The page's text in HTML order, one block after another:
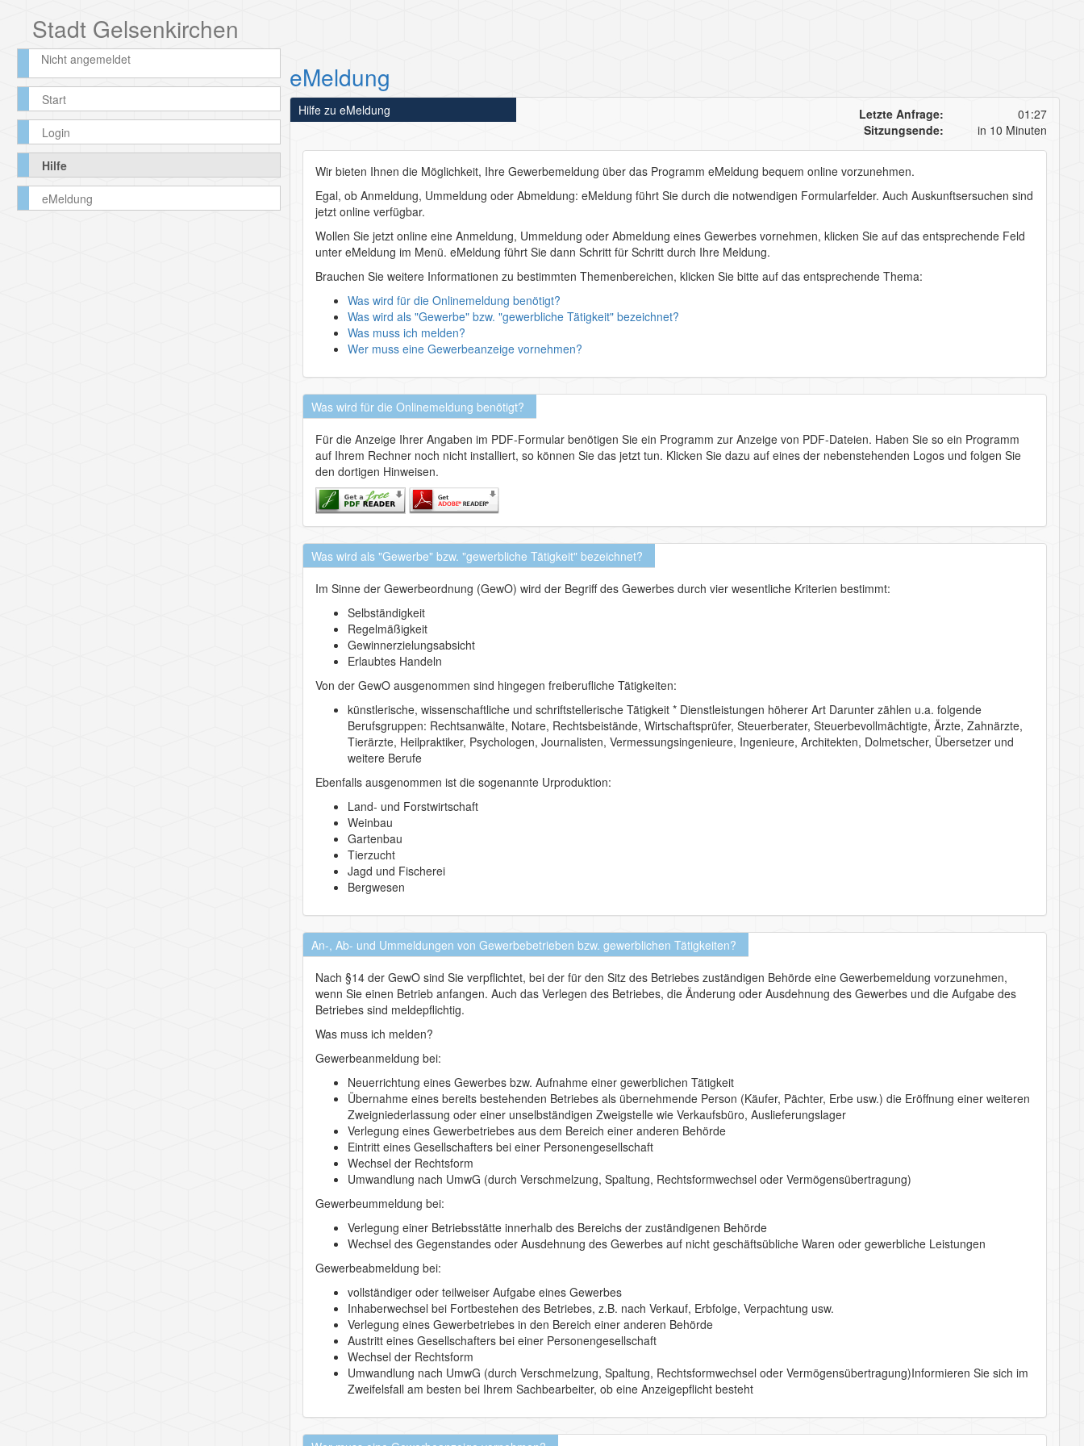
Stadt Gelsenkirchen
Nicht angemeldet
Start
Login
Hilfe
eMeldung
eMeldung
Hilfe zu eMeldung Letzte Anfrage:
01:27
Sitzungsende:
in 10 Minuten
Wir bieten Ihnen die Möglichkeit, Ihre Gewerbemeldung über das Programm eMeldung bequem online vorzunehmen.
Egal, ob Anmeldung, Ummeldung oder Abmeldung: eMeldung führt Sie durch die notwendigen Formularfelder. Auch Auskunftsersuchen sind
jetzt online verfügbar.
Wollen Sie jetzt online eine Anmeldung, Ummeldung oder Abmeldung eines Gewerbes vornehmen, klicken Sie auf das entsprechende Feld
unter eMeldung im Menü. eMeldung führt Sie dann Schritt für Schritt durch Ihre Meldung.
Brauchen Sie weitere Informationen zu bestimmten Themenbereichen, klicken Sie bitte auf das entsprechende Thema:
Was wird für die Onlinemeldung benötigt?
Was wird als "Gewerbe" bzw. "gewerbliche Tätigkeit" bezeichnet?
Was muss ich melden?
Wer muss eine Gewerbeanzeige vornehmen?
Was wird für die Onlinemeldung benötigt?
Für die Anzeige Ihrer Angaben im PDF-Formular benötigen Sie ein Programm zur Anzeige von PDF-Dateien. Haben Sie so ein Programm
auf Ihrem Rechner noch nicht installiert, so können Sie das jetzt tun. Klicken Sie dazu auf eines der nebenstehenden Logos und folgen Sie
den dortigen Hinweisen.
Was wird als "Gewerbe" bzw. "gewerbliche Tätigkeit" bezeichnet?
Im Sinne der Gewerbeordnung (GewO) wird der Begriff des Gewerbes durch vier wesentliche Kriterien bestimmt:
Selbständigkeit
Regelmäßigkeit
Gewinnerzielungsabsicht
Erlaubtes Handeln
Von der GewO ausgenommen sind hingegen freiberufliche Tätigkeiten:
künstlerische, wissenschaftliche und schriftstellerische Tätigkeit * Dienstleistungen höherer Art Darunter zählen u.a. folgende
Berufsgruppen: Rechtsanwälte, Notare, Rechtsbeistände, Wirtschaftsprüfer, Steuerberater, Steuerbevollmächtigte, Ärzte, Zahnärzte,
Tierärzte, Heilpraktiker, Psychologen, Journalisten, Vermessungsingenieure, Ingenieure, Architekten, Dolmetscher, Übersetzer und
weitere Berufe
Ebenfalls ausgenommen ist die sogenannte Urproduktion:
Land- und Forstwirtschaft
Weinbau
Gartenbau
Tierzucht
Jagd und Fischerei
Bergwesen
An-, Ab- und Ummeldungen von Gewerbebetrieben bzw. gewerblichen Tätigkeiten?
Nach §14 der GewO sind Sie verpflichtet, bei der für den Sitz des Betriebes zuständigen Behörde eine Gewerbemeldung vorzunehmen,
wenn Sie einen Betrieb anfangen. Auch das Verlegen des Betriebes, die Änderung oder Ausdehnung des Gewerbes und die Aufgabe des
Betriebes sind meldepflichtig.
Was muss ich melden?
Gewerbeanmeldung bei:
Neuerrichtung eines Gewerbes bzw. Aufnahme einer gewerblichen Tätigkeit
Übernahme eines bereits bestehenden Betriebes als übernehmende Person (Käufer, Pächter, Erbe usw.) die Eröffnung einer weiteren
Zweigniederlassung oder einer unselbständigen Zweigstelle wie Verkaufsbüro, Auslieferungslager
Verlegung eines Gewerbetriebes aus dem Bereich einer anderen Behörde
Eintritt eines Gesellschafters bei einer Personengesellschaft
Wechsel der Rechtsform
Umwandlung nach UmwG (durch Verschmelzung, Spaltung, Rechtsformwechsel oder Vermögensübertragung)
Gewerbeummeldung bei:
Verlegung einer Betriebsstätte innerhalb des Bereichs der zuständigenen Behörde
Wechsel des Gegenstandes oder Ausdehnung des Gewerbes auf nicht geschäftsübliche Waren oder gewerbliche Leistungen
Gewerbeabmeldung bei:
vollständiger oder teilweiser Aufgabe eines Gewerbes
Inhaberwechsel bei Fortbestehen des Betriebes, z.B. nach Verkauf, Erbfolge, Verpachtung usw.
Verlegung eines Gewerbetriebes in den Bereich einer anderen Behörde
Austritt eines Gesellschafters bei einer Personengesellschaft
Wechsel der Rechtsform
Umwandlung nach UmwG (durch Verschmelzung, Spaltung, Rechtsformwechsel oder Vermögensübertragung)Informieren Sie sich im
Zweifelsfall am besten bei Ihrem Sachbearbeiter, ob eine Anzeigepflicht besteht